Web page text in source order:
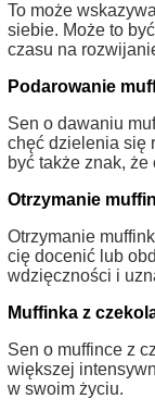
To może
siebie. Może to
czasu na
Podarowanie
Sen o dawaniu
chęć dzielenia się
być także znak,
Otrzymanie
Otrzymanie
cię docenić lub
wdzięczności i
Muffinka z
Sen o muffince z
większej
w swoim życiu.